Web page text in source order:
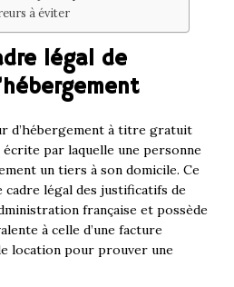
à éviter
légal de
d’hébergement à titre gratuit
par laquelle une personne
un tiers à son domicile. Ce
cadre légal des justificatifs de
française et possède
à celle d’une facture
location pour prouver une